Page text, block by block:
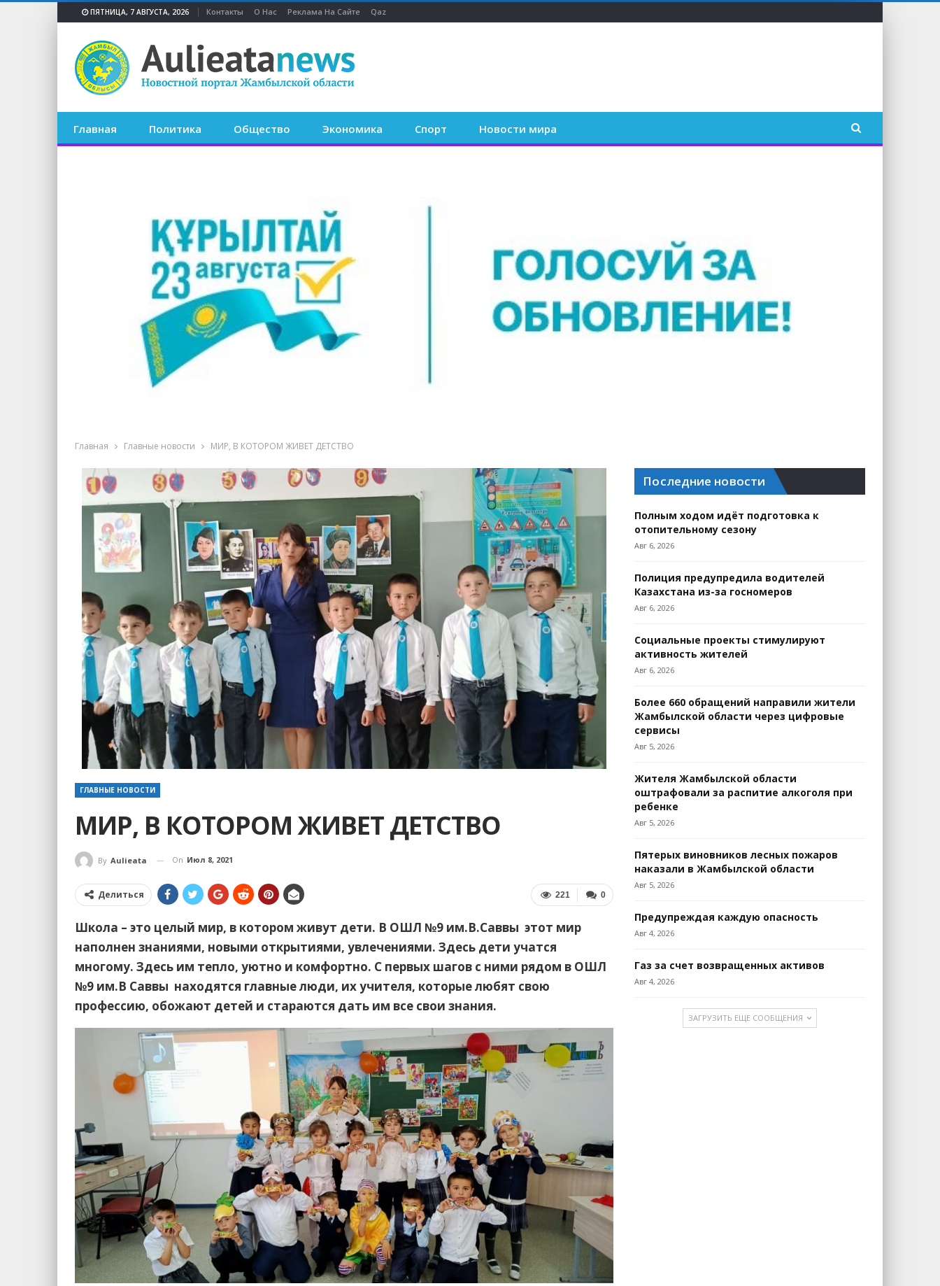
ПЯТНИЦА, 7 АВГУСТА, 2026 Контакты О Нас Реклама На Сайте Qaz
Главная Политика Общество Экономика Спорт Новости мира
Главная Главные новости МИР, В КОТОРОМ ЖИВЕТ ДЕТСТВО
ГЛАВНЫЕ НОВОСТИ
МИР, В КОТОРОМ ЖИВЕТ ДЕТСТВО
By Aulieata On Июл 8, 2021
0
221
Делиться
Школа – это целый мир, в котором живут дети. В ОШЛ №9 им.В.Саввы этот мир
наполнен знаниями, новыми открытиями, увлечениями. Здесь дети учатся
многому. Здесь им тепло, уютно и комфортно. С первых шагов с ними рядом в ОШЛ
№9 им.В Саввы находятся главные люди, их учителя, которые любят свою
профессию, обожают детей и стараются дать им все свои знания.
Последние новости
Полным ходом идёт подготовка к
отопительному сезону
Авг 6, 2026
Полиция предупредила водителей
Казахстана из-за госномеров
Авг 6, 2026
Социальные проекты стимулируют
активность жителей
Авг 6, 2026
Более 660 обращений направили жители
Жамбылской области через цифровые
сервисы
Авг 5, 2026
Жителя Жамбылской области
оштрафовали за распитие алкоголя при
ребенке
Авг 5, 2026
Пятерых виновников лесных пожаров
наказали в Жамбылской области
Авг 5, 2026
Предупреждая каждую опасность
Авг 4, 2026
Газ за счет возвращенных активов
Авг 4, 2026
ЗАГРУЗИТЬ ЕЩЕ СООБЩЕНИЯ